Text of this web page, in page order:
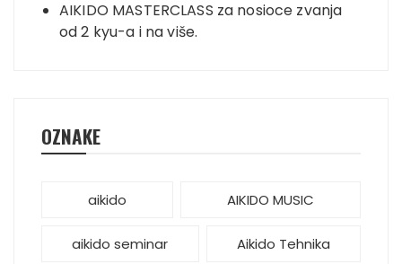
AIKIDO MASTERCLASS za nosioce zvanja
od 2 kyu-a i na više.
OZNAKE
aikido AIKIDO MUSIC
aikido seminar Aikido Tehnika